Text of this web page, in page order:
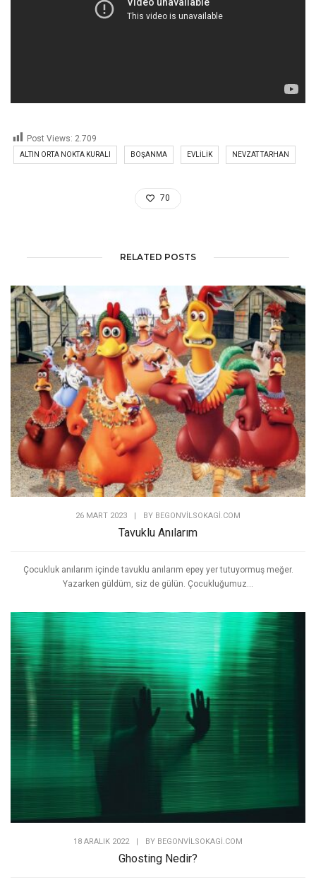
Post Views: 2.709
ALTIN ORTA NOKTA KURALI BOŞANMA EVLILIK NEVZAT TARHAN
70
RELATED POSTS
26 MART 2023 | BY BEGONVILSOKAGI.COM
Tavuklu Anılarım
Çocukluk anılarım içinde tavuklu anılarım epey yer tutuyormuş meğer.
Yazarken güldüm, siz de gülün. Çocukluğumuz...
18 ARALIK 2022 BY BEGONVILSOKAGI.COM
Ghosting Nedir?